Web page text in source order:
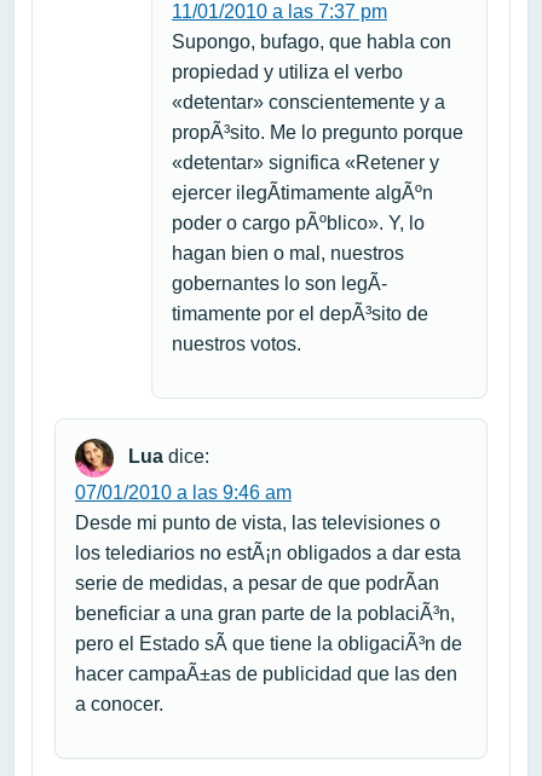
11/01/2010 a las 7:37 pm
Supongo, bufago, que habla con
propiedad y utiliza el verbo
«detentar» conscientemente y a
propÃ³sito. Me lo pregunto porque
«detentar» significa «Retener y
ejercer ilegÃ­timamente algÃºn
poder o cargo pÃºblico». Y, lo
hagan bien o mal, nuestros
gobernantes lo son legÃ­
timamente por el depÃ³sito de
nuestros votos.
Lua dice:
07/01/2010 a las 9:46 am
Desde mi punto de vista, las televisiones o
los telediarios no estÃ¡n obligados a dar esta
serie de medidas, a pesar de que podrÃ­an
beneficiar a una gran parte de la poblaciÃ³n,
pero el Estado sÃ­ que tiene la obligaciÃ³n de
hacer campaÃ±as de publicidad que las den
a conocer.